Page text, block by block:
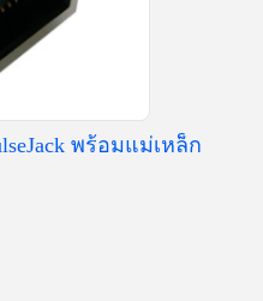
พร้อมแม่เหล็ก